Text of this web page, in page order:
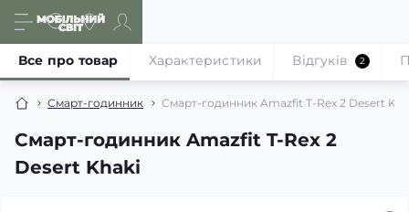
Смарт-годинник Смарт-годинник Amazfit T-Rex 2 Desert
Смарт-годинник Amazfit T-Rex 2
Desert Khaki
Все про товар Характеристики Відгуків 2